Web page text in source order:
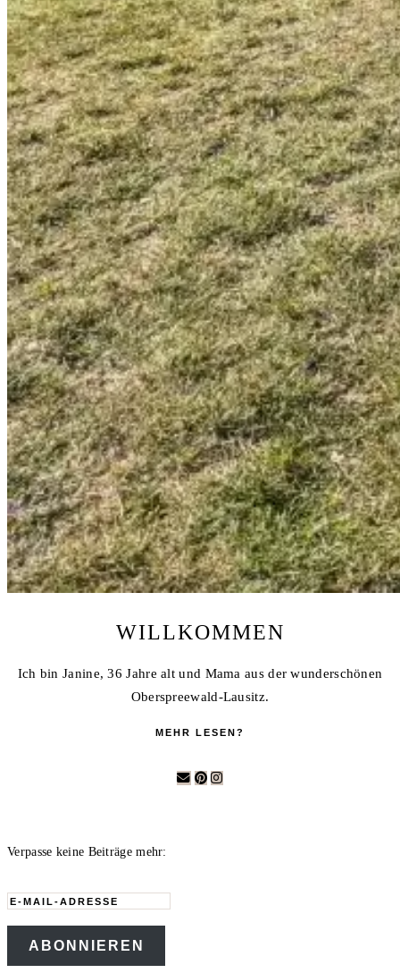
WILLKOMMEN
Ich bin Janine, 36 Jahre alt und Mama aus der wunderschönen
Oberspreewald-Lausitz.
MEHR LESEN?
Verpasse keine Beiträge mehr:
E-
Mail-
Adresse
ABONNIEREN